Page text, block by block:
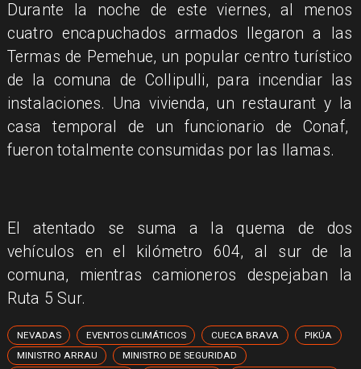
Durante la noche de este viernes, al menos
cuatro encapuchados armados llegaron a las
Termas de Pemehue, un popular centro turístico
de la comuna de Collipulli, para incendiar las
instalaciones. Una vivienda, un restaurant y la
casa temporal de un funcionario de Conaf,
fueron totalmente consumidas por las llamas.
El atentado se suma a la quema de dos
vehículos en el kilómetro 604, al sur de la
comuna, mientras camioneros despejaban la
Ruta 5 Sur.
NEVADAS EVENTOS CLIMÁTICOS CUECA BRAVA
PIKÚA
MINISTRO ARRAU
MINISTRO DE SEGURIDAD